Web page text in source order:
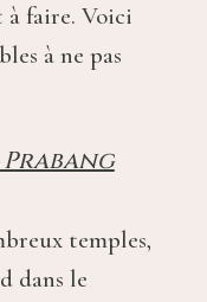
à faire. Voici
à ne pas
Prabang
temples,
dans le